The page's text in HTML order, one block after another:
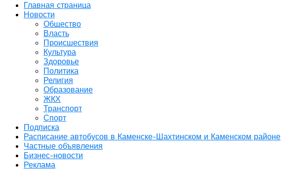
Главная страница
Новости
Общество
Власть
Происшествия
Культура
Здоровье
Политика
Религия
Образование
ЖКХ
Транспорт
Спорт
Подписка
Расписание автобусов в Каменске-Шахтинском и Каменском районе
Частные объявления
Бизнес-новости
Реклама